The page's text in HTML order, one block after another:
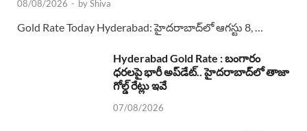
08/08/2026 - byShiva
Gold Rate Today Hyderabad: హైదరాబాద్‌లో ఆగస్టు 8, …
Hyderabad Gold Rate : బంగారం
ధరలపై భారీ అప్‌డేట్.. హైదరాబాద్‌లో తాజా
గోల్డ్ రేట్లు ఇవే
07/08/2026